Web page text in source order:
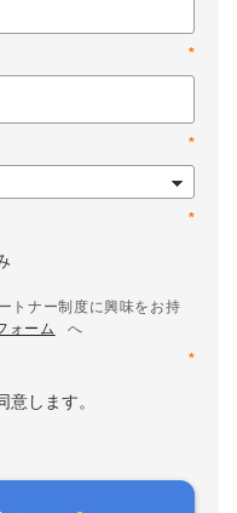
*
*
*
トナー制度に興味をお持
ォーム
へ
*
します。